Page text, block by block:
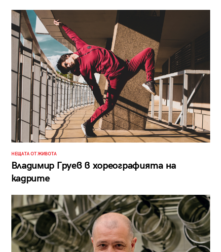
НЕЩАТА ОТ ЖИВОТА
Владимир Груев в хореографията на
кадрите